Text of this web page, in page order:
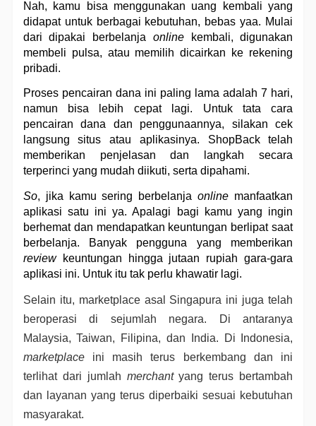
Nah, kamu bisa menggunakan uang kembali yang
didapat untuk berbagai kebutuhan, bebas yaa. Mulai
dari dipakai berbelanja online kembali, digunakan
membeli pulsa, atau memilih dicairkan ke rekening
pribadi.
Proses pencairan dana ini paling lama adalah 7 hari,
namun bisa lebih cepat lagi. Untuk tata cara
pencairan dana dan penggunaannya, silakan cek
langsung situs atau aplikasinya. ShopBack telah
memberikan penjelasan dan langkah secara
terperinci yang mudah diikuti, serta dipahami.
So, jika kamu sering berbelanja online manfaatkan
aplikasi satu ini ya. Apalagi bagi kamu yang ingin
berhemat dan mendapatkan keuntungan berlipat saat
review keuntungan hingga jutaan rupiah gara-gara
aplikasi ini. Untuk itu tak perlu khawatir lagi.
Selain itu, marketplace asal Singapura ini juga telah
beroperasi di sejumlah negara. Di antaranya
marketplace ini masih terus berkembang dan ini
terlihat dari jumlah merchant yang terus bertambah
dan layanan yang terus diperbaiki sesuai kebutuhan
masyarakat.